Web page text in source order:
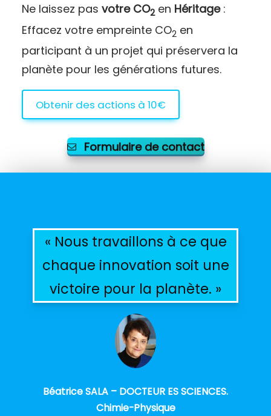
Ne laissez pas votre CO2en Héritage:
Effacez votre empreinte CO2 en
participant à un projet qui préservera la
planète pour les générations futures.
Obtenir des actions à 10€
Formulaire de contact
« Nous travaillons à ce que
chaque innovation soit une
victoire pour la planète. »
Béatrice SALA – DOCTEUR ES SCIENCES.
Chimie-Physique